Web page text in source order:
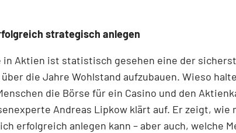
strategisch anlegen
in Aktien ist statistisch gesehen eine der
die Jahre Wohlstand aufzubauen. Wieso
die Börse für ein Casino und den
Andreas Lipkow klärt auf. Er zeigt, wie
erfolgreich anlegen kann – aber auch, welche